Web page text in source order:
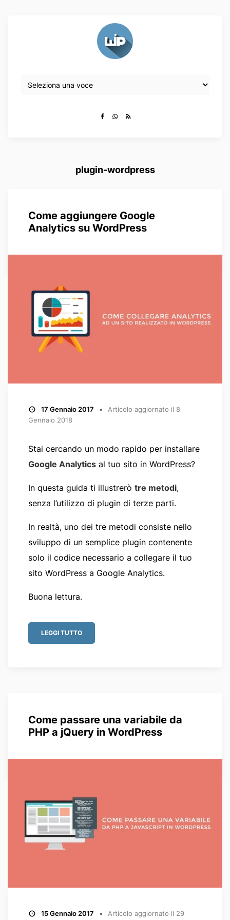
plugin-wordpress
Come aggiungere Google
Analytics su WordPress
17 Gennaio 2017 Articolo aggiornato il 8
Gennaio 2018
Stai cercando un modo rapido per installare
Google Analytics al tuo sito in WordPress?
In questa guida ti illustrerò tre metodi,
senza l’utilizzo di plugin di terze parti.
In realtà, uno dei tre metodi consiste nello
sviluppo di un semplice plugin contenente
solo il codice necessario a collegare il tuo
sito WordPress a Google Analytics.
Buona lettura.
LEGGI TUTTO
Come passare una variabile da
PHP a jQuery in WordPress
15 Gennaio 2017 Articolo aggiornato il 29